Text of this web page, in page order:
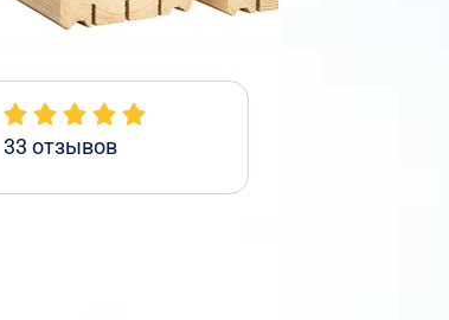
33 отзывов